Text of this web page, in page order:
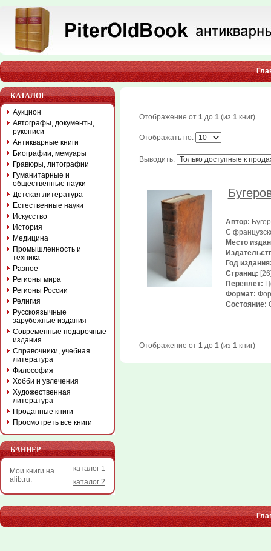
Отображение от 1 до 1 (из 1 книг)
Отображать по:
Выводить:
Автор:
С
Место
Год
Страниц:
Переплет:
Формат:
Состояние:
Отображение от 1 до 1 (из 1 книг)
КАТАЛОГ
Аукцион
Автографы, документы,
рукописи
Антикварные книги
Биографии, мемуары
Гравюры, литографии
Гуманитарные и
общественные науки
Детская литература
Естественные науки
Искусство
История
Медицина
Промышленность и
техника
Разное
Регионы мира
Регионы России
Религия
Русскоязычные
зарубежные издания
Современные подарочные
издания
Справочники, учебная
литература
Философия
Хобби и увлечения
Художественная
литература
Проданные книги
Просмотреть все книги
БАННЕР
Мои книги на
alib.ru:
каталог 1
каталог 2